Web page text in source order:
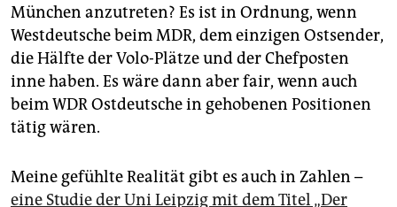
München anzutreten? Es ist in Ordnung, wenn
Westdeutsche beim MDR, dem einzigen Ostsender,
die Hälfte der Volo-Plätze und der Chefposten
inne haben. Es wäre dann aber fair, wenn auch
beim WDR Ostdeutsche in gehobenen Positionen
tätig wären.
Meine gefühlte Realität gibt es auch in Zahlen –
eine Studie der Uni Leipzig mit dem Titel „Der